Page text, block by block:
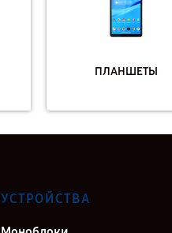
ПЛАНШЕТЫ
УСТРОЙСТВА